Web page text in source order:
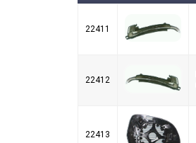
22411
22412
22413